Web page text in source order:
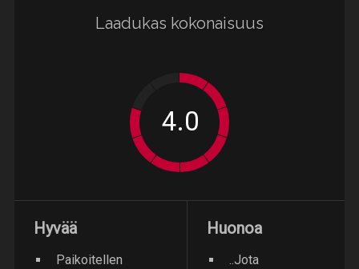
Laadukas kokonaisuus
Hyvää
Paikoitellen
Huonoa
..Jota